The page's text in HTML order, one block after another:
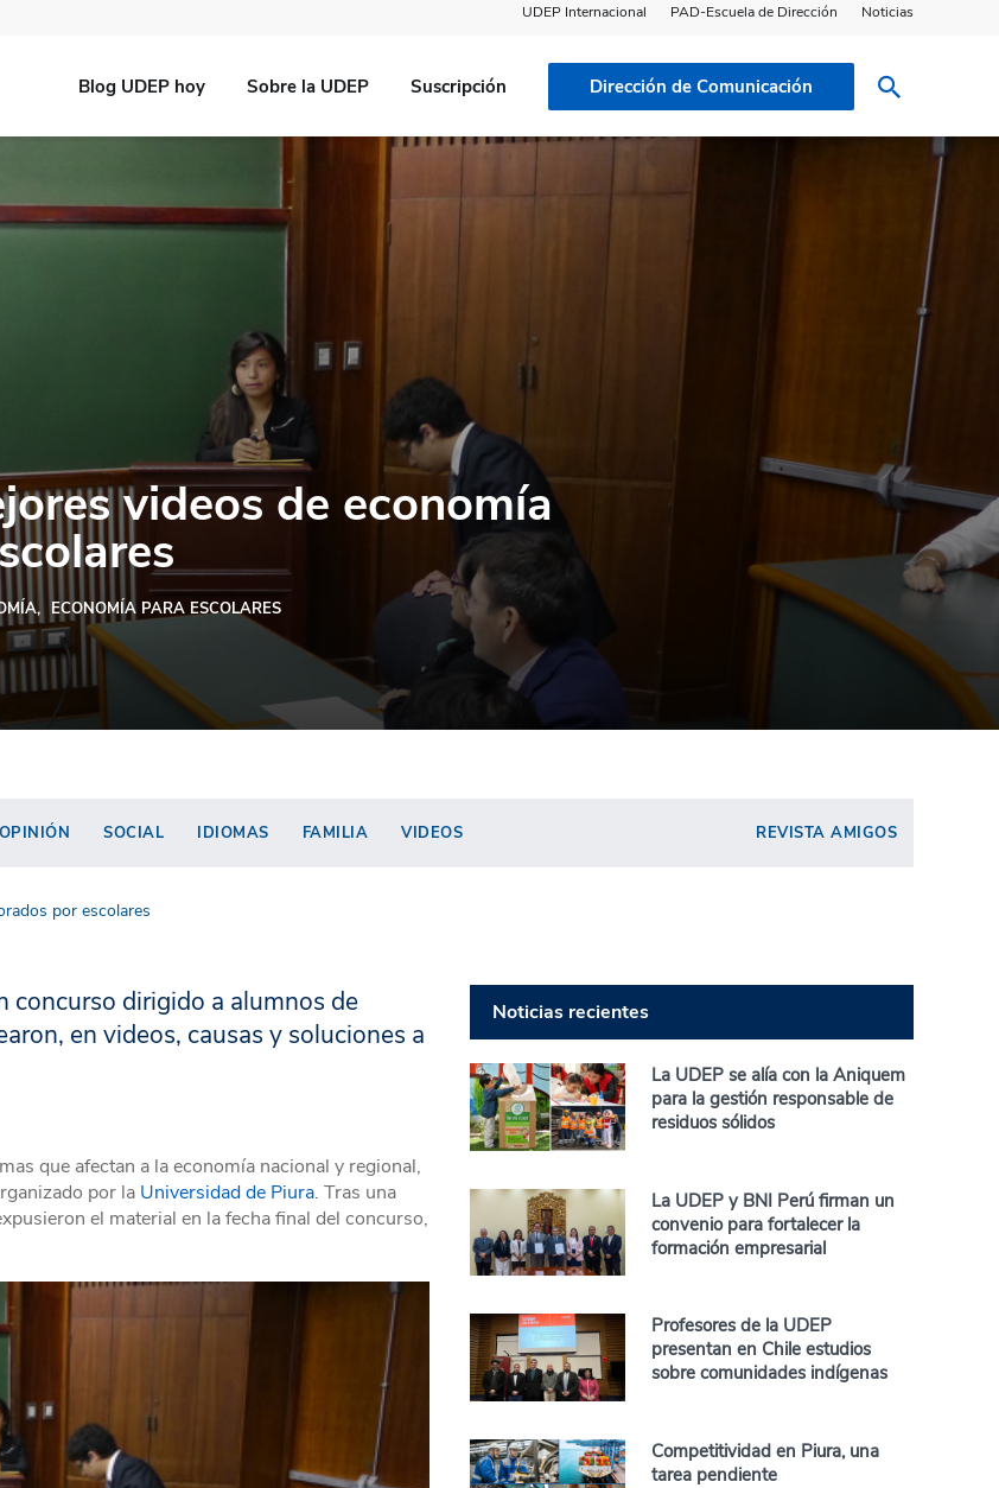
UDEP Internacional PAD-Escuela de Dirección Noticias
Blog UDEP hoy Sobre la UDEP Suscripción Dirección de Comunicación
videos de economía
ECONOMÍA PARA ESCOLARES
OPINIÓN SOCIAL IDIOMAS FAMILIA VIDEOS REVISTA AMIGOS
por escolares
concurso dirigido a alumnos de
en videos, causas y soluciones a
que afectan a la economía nacional y regional,
por la Universidad de Piura. Tras una
el material en la fecha final del concurso,
Noticias recientes
La UDEP se alía con la Aniquem
para la gestión responsable de
residuos sólidos
La UDEP y BNI Perú firman un
convenio para fortalecer la
formación empresarial
Profesores de la UDEP
presentan en Chile estudios
sobre comunidades indígenas
Competitividad en Piura, una
tarea pendiente